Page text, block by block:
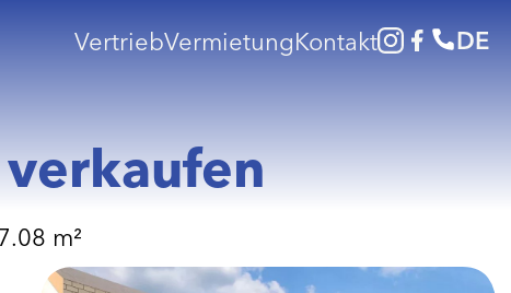
DE
VertriebVermietungKontakt
m²